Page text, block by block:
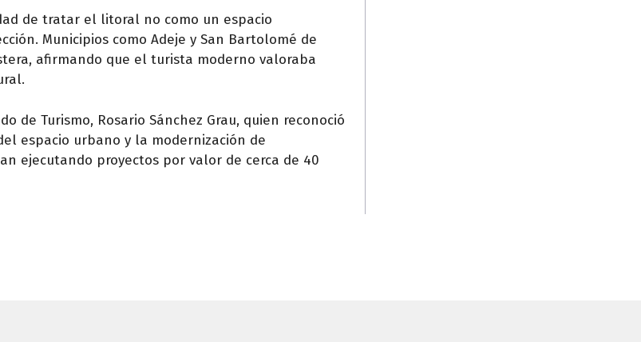
de tratar el litoral no como un espacio
Municipios como Adeje y San Bartolomé de
afirmando que el turista moderno valoraba
de Turismo, Rosario Sánchez Grau, quien reconoció
espacio urbano y la modernización de
ejecutando proyectos por valor de cerca de 40